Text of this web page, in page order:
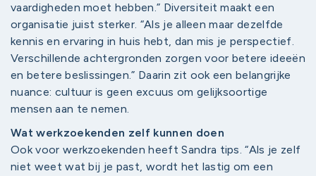
vaardigheden moet hebben.” Diversiteit maakt een
organisatie juist sterker. “Als je alleen maar dezelfde
kennis en ervaring in huis hebt, dan mis je perspectief.
Verschillende achtergronden zorgen voor betere ideeën
en betere beslissingen.” Daarin zit ook een belangrijke
nuance: cultuur is geen excuus om gelijksoortige
mensen aan te nemen.
Wat werkzoekenden zelf kunnen doen
Ook voor werkzoekenden heeft Sandra tips. “Als je zelf
niet weet wat bij je past, wordt het lastig om een